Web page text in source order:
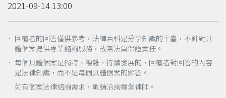
2021-09-14 13:00
． 回覆者的回答僅供參考，法律百科是分享知識的平臺，不針對具
體個案提供專業諮詢服務，故無法負保證責任。
． 每個具體個案是獨特、複雜、持續發展的，回覆者對回答的內容
是法律知識，而不是每個具體個案的解答。
如有個案法律諮詢需求，敬請洽詢專業律師。